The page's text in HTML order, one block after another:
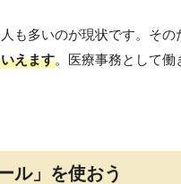
も多いのが現状です。その
えます。医療事務として働
ル」を使おう